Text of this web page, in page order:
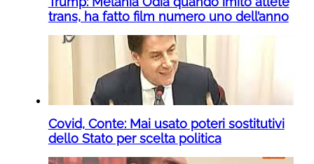
trans, ha fatto film numero uno dell’anno
Covid, Conte: Mai usato poteri sostitutivi
dello Stato per scelta politica